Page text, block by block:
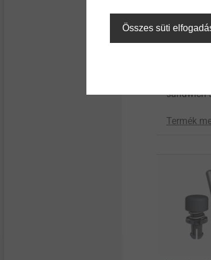
sandwich
Termék
Összes süti